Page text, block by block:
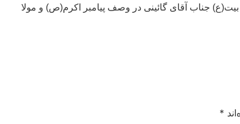
بیت(ع) جناب آقای گائینی در وصف پیامبر اکرم(ص) و مولا
*